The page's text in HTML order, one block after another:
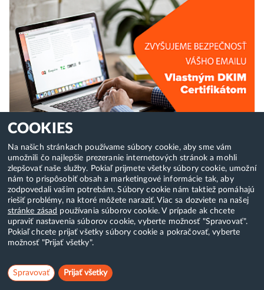
COOKIES
Na našich stránkach používame súbory cookie, aby sme vám
umožnili čo najlepšie prezeranie internetových stránok a mohli
zlepšovať naše služby. Pokiaľ prijmete všetky súbory cookie, umožní
nám to prispôsobiť obsah a marketingové informácie tak, aby
zodpovedali vašim potrebám. Súbory cookie nám taktiež pomáhajú
riešiť problémy, na ktoré môžete naraziť. Viac sa dozviete na našej
stránke zásad používania súborov cookie. V prípade ak chcete
upraviť nastavenia súborov cookie, vyberte možnosť "Spravovať".
Pokiaľ chcete prijať všetky súbory cookie a pokračovať, vyberte
možnosť "Prijať všetky".
Spravovať Prijať všetky
ZVYŠUJEME BEZPEČNOSŤ E-MAILOVEJ
KOMUNIKÁCIE VLASTNÝM DKIM PODPISOM
Autor: Peter Dudák
Zvyšujeme bezpečnosť odosielaných e-mailov
domény.